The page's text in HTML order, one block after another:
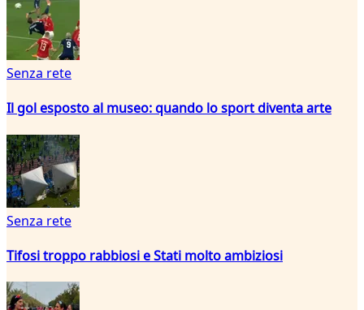
Senza rete
Il gol esposto al museo: quando lo sport diventa arte
Senza rete
Tifosi troppo rabbiosi e Stati molto ambiziosi